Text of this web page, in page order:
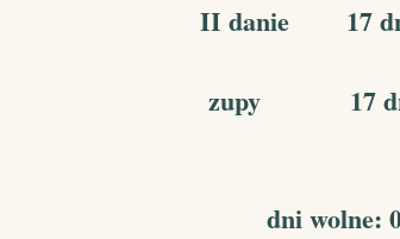
II danie 17 dni
zupy 17 dni
dni wolne: